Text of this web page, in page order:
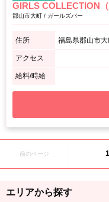
GIRLS COLLECTION
郡山市大町 / ガールズバー
住所 福島県郡山市
アクセス
給料/時給
前のページ
エリアから探す